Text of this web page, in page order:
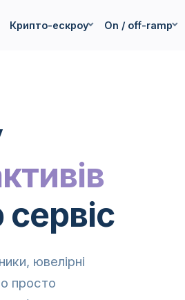
Крипто-ескроу On / off-ramp
ювелірні
просто